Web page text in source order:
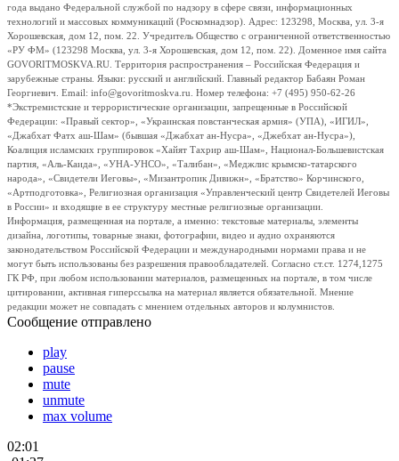
года выдано Федеральной службой по надзору в сфере связи, информационных
технологий и массовых коммуникаций (Роскомнадзор). Адрес: 123298, Москва, ул. 3-я
Хорошевская, дом 12, пом. 22. Учредитель Общество с ограниченной ответственностью
«РУ ФМ» (123298 Москва, ул. 3-я Хорошевская, дом 12, пом. 22). Доменное имя сайта
GOVORITMOSKVA.RU. Территория распространения – Российская Федерация и
зарубежные страны. Языки: русский и английский. Главный редактор Бабаян Роман
Георгиевич. Email: info@govoritmoskva.ru. Номер телефона: +7 (495) 950-62-26
*Экстремистские и террористические организации, запрещенные в Российской
Федерации: «Правый сектор», «Украинская повстанческая армия» (УПА), «ИГИЛ»,
«Джабхат Фатх аш-Шам» (бывшая «Джабхат ан-Нусра», «Джебхат ан-Нусра»),
Коалиция исламских группировок «Хайят Тахрир аш-Шам», Национал-Большевистская
партия, «Аль-Каида», «УНА-УНСО», «Талибан», «Меджлис крымско-татарского
народа», «Свидетели Иеговы», «Мизантропик Дивижн», «Братство» Корчинского,
«Артподготовка», Религиозная организация «Управленческий центр Свидетелей Иеговы
в России» и входящие в ее структуру местные религиозные организации.
Информация, размещенная на портале, а именно: текстовые материалы, элементы
дизайна, логотипы, товарные знаки, фотографии, видео и аудио охраняются
законодательством Российской Федерации и международными нормами права и не
могут быть использованы без разрешения правообладателей. Согласно ст.ст. 1274,1275
ГК РФ, при любом использовании материалов, размещенных на портале, в том числе
цитировании, активная гиперссылка на материал является обязательной. Мнение
редакции может не совпадать с мнением отдельных авторов и колумнистов.
Сообщение отправлено
play
pause
mute
unmute
max volume
02:01